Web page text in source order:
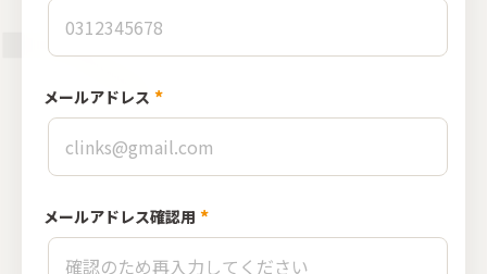
メールアドレス *
メールアドレス確認用 *